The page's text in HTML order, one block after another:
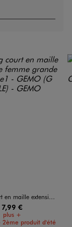
extensible femme grande taille
7,99 €
plus +
2ème produit d'été